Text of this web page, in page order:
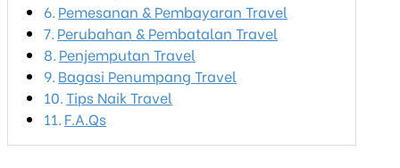
Pemesanan & Pembayaran Travel
Perubahan & Pembatalan Travel
Penjemputan Travel
Bagasi Penumpang Travel
Tips Naik Travel
F.A.Qs